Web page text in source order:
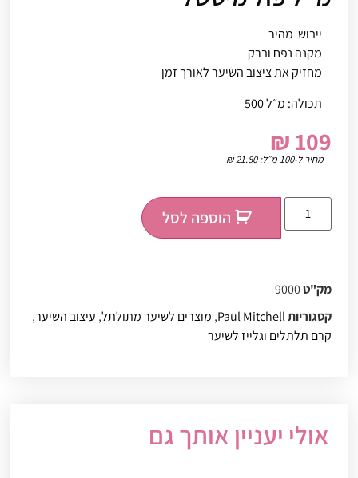
ייבוש מהיר
מקנה נפח וברק
מחזיק את ציצוב השיער לאורך זמן
תכולה: מ״ל 500
₪ 109
מחיר ל-100 מ״ל: ₪21.80
הוספה לסל
מק"ט9000
קטגוריותPaul Mitchell
,מוצרים לשיער מתולתל,עיצוב השיער,
קרם תלתלים וגלייז לשיער
אולי יעניין אותך גם